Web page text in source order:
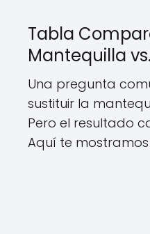
Tabla
Mantequilla
Una pregunta
sustituir la
Pero el resultado
Aquí te